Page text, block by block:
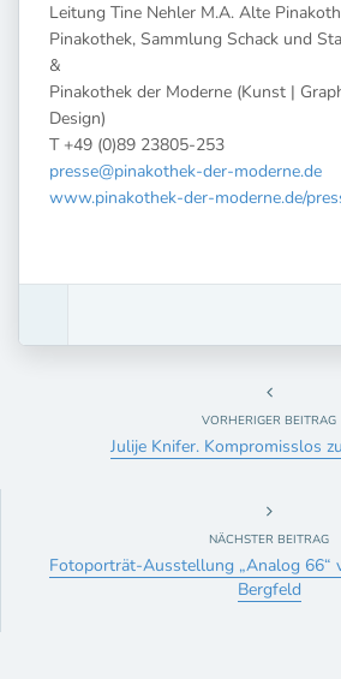
Leitung Tine Nehler M.A. Alte
Pinakothek, Sammlung Schack und
&
Pinakothek der Moderne (Kunst |
Design)
T +49 (0)89 23805-253
presse@pinakothek-der-moderne.de
www.pinakothek-der-moderne.de/
VORHERIGER BEITRAG
Julije Knifer. Kompromisslos
NÄCHSTER BEITRAG
Fotoporträt-Ausstellung „Analog 66“
Bergfeld